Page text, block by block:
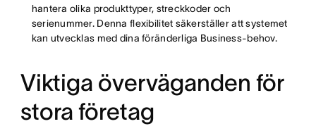
hantera olika produkttyper, streckkoder och
serienummer. Denna flexibilitet säkerställer att systemet
kan utvecklas med dina föränderliga Business-behov.
Viktiga överväganden för
stora företag